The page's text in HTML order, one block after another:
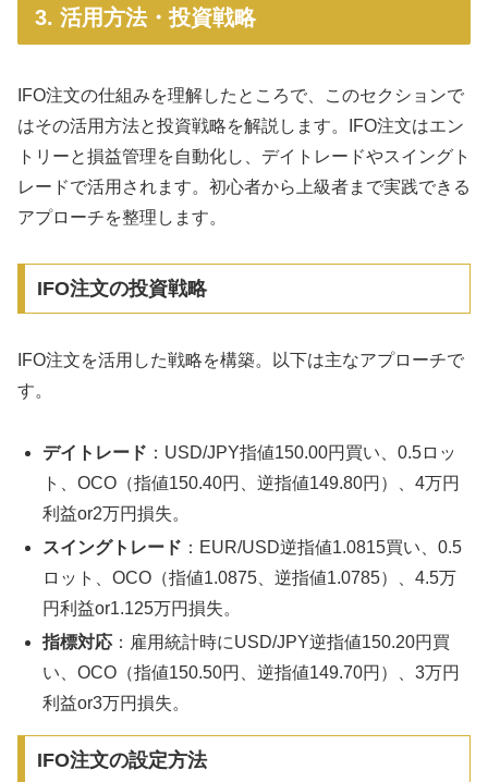
3. 活用方法・投資戦略
IFO注文の仕組みを理解したところで、このセクションで
はその活用方法と投資戦略を解説します。IFO注文はエン
トリーと損益管理を自動化し、デイトレードやスイングト
レードで活用されます。初心者から上級者まで実践できる
アプローチを整理します。
IFO注文の投資戦略
IFO注文を活用した戦略を構築。以下は主なアプローチで
す。
デイトレード ：USD/JPY指値150.00円買い、0.5ロッ
ト、OCO（指値150.40円、逆指値149.80円）、4万円
利益or2万円損失。
スイングトレード ：EUR/USD逆指値1.0815買い、0.5
ロット、OCO（指値1.0875、逆指値1.0785）、4.5万
円利益or1.125万円損失。
指標対応 ：雇用統計時にUSD/JPY逆指値150.20円買
い、OCO（指値150.50円、逆指値149.70円）、3万円
利益or3万円損失。
IFO注文の設定方法